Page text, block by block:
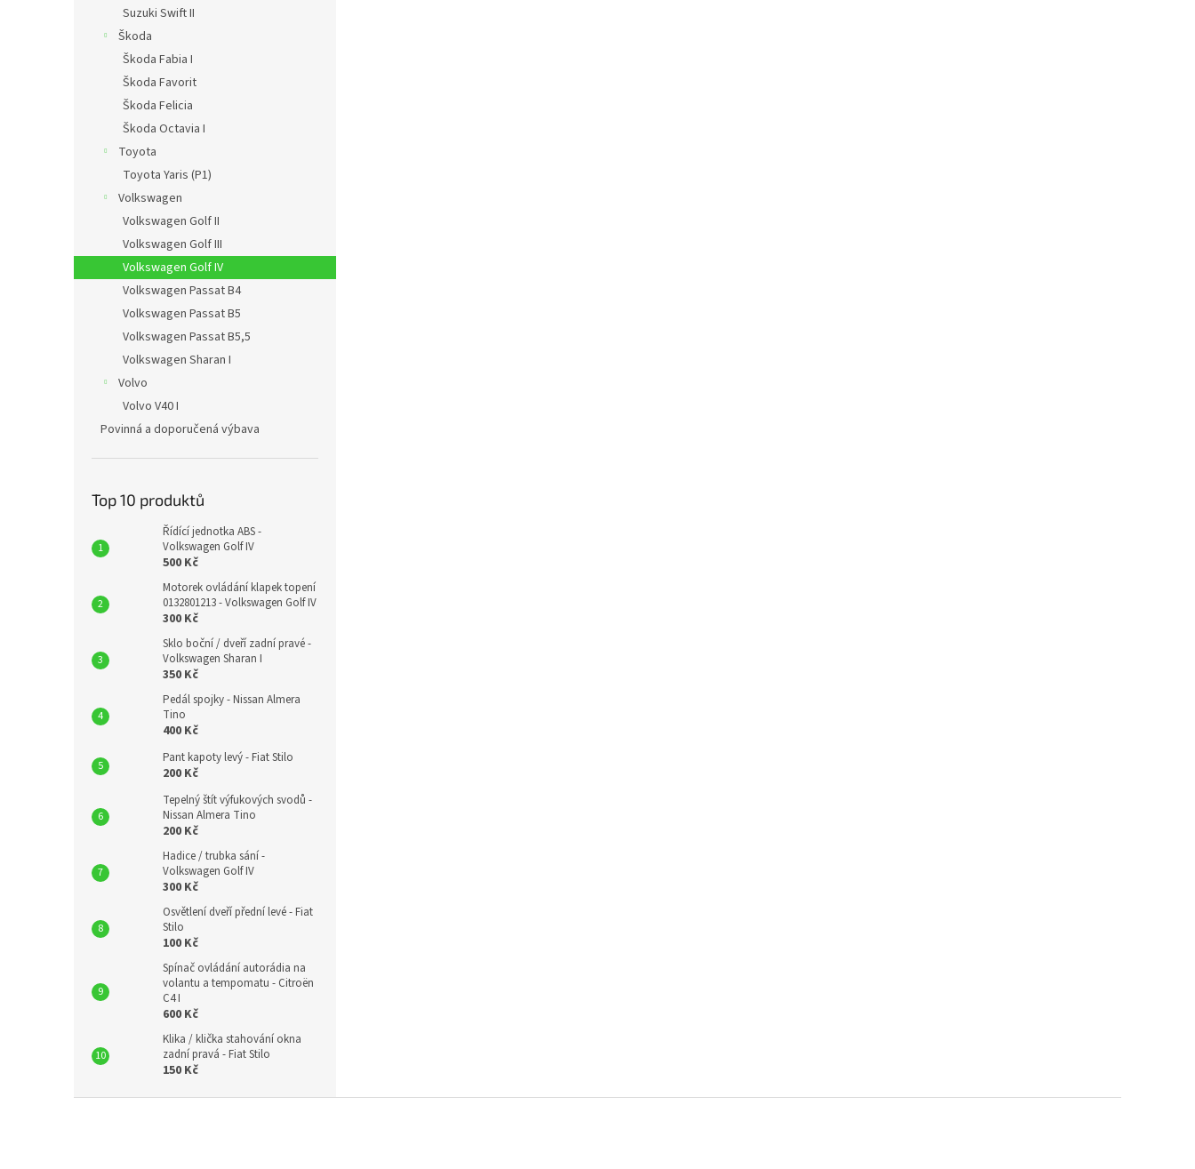
Suzuki Swift II
Škoda
Škoda Fabia I
Škoda Favorit
Škoda Felicia
Škoda Octavia I
Toyota
Toyota Yaris (P1)
Volkswagen
Volkswagen Golf II
Volkswagen Golf III
Volkswagen Golf IV
Volkswagen Passat B4
Volkswagen Passat B5
Volkswagen Passat B5,5
Volkswagen Sharan I
Volvo
Volvo V40 I
Povinná a doporučená výbava
Top 10 produktů
Řídící jednotka ABS -
Volkswagen Golf IV
500 Kč
Motorek ovládání klapek topení
0132801213 - Volkswagen Golf IV
300 Kč
Sklo boční / dveří zadní pravé -
Volkswagen Sharan I
350 Kč
Pedál spojky - Nissan Almera
Tino
400 Kč
Pant kapoty levý - Fiat Stilo
200 Kč
Tepelný štít výfukových svodů -
Nissan Almera Tino
200 Kč
Hadice / trubka sání -
Volkswagen Golf IV
300 Kč
Osvětlení dveří přední levé - Fiat
Stilo
100 Kč
Spínač ovládání autorádia na
volantu a tempomatu - Citroën
C4 I
600 Kč
Klika / klička stahování okna
zadní pravá - Fiat Stilo
150 Kč